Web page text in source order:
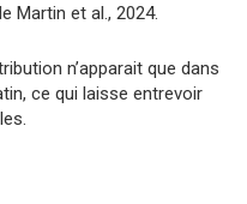
Martin et al., 2024.
n’apparait que dans
ce qui laisse entrevoir